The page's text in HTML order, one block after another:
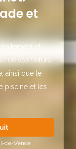
et
et
de vos toiture,
ainsi que le
piscine et les
de-Vence